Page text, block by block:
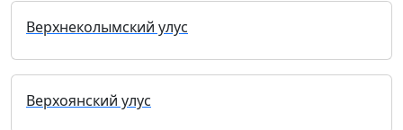
Верхнеколымский улус
Верхоянский улус